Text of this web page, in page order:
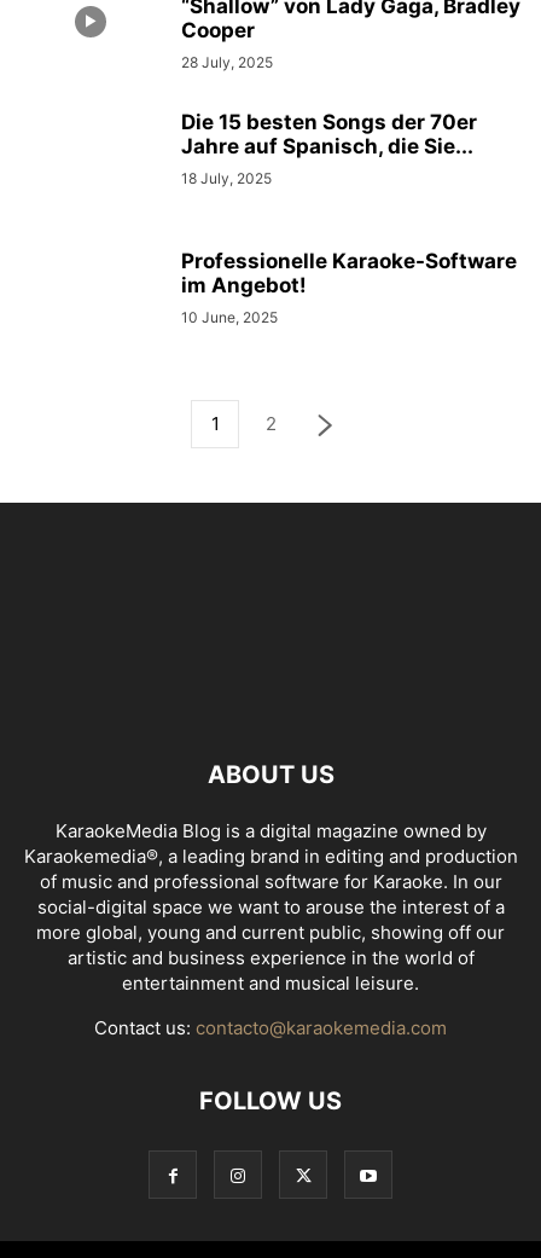
“Shallow” von Lady Gaga, Bradley
Cooper
28 July, 2025
Die 15 besten Songs der 70er
Jahre auf Spanisch, die Sie...
18 July, 2025
Professionelle Karaoke-Software
im Angebot!
10 June, 2025
1 2
ABOUT US
KaraokeMedia Blog is a digital magazine owned by
Karaokemedia®, a leading brand in editing and production
of music and professional software for Karaoke. In our
social-digital space we want to arouse the interest of a
more global, young and current public, showing off our
artistic and business experience in the world of
entertainment and musical leisure.
Contact us: contacto@karaokemedia.com
FOLLOW US